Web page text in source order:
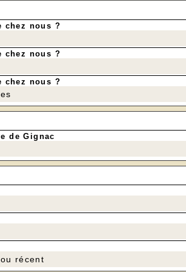
---
de burrata, huile
appel à votre solidarité.
serons ouverts tout le week-
notre village :
Un peu de
hot-dogs accompagnés de
venez partager un verre,
consommation, chaque
pour nous.
annulation est une
village malgré tout.
ceux qui prendront le
À très vite au bar-
chez nous ?
chez nous ?
chez nous ?
de Gignac
récent